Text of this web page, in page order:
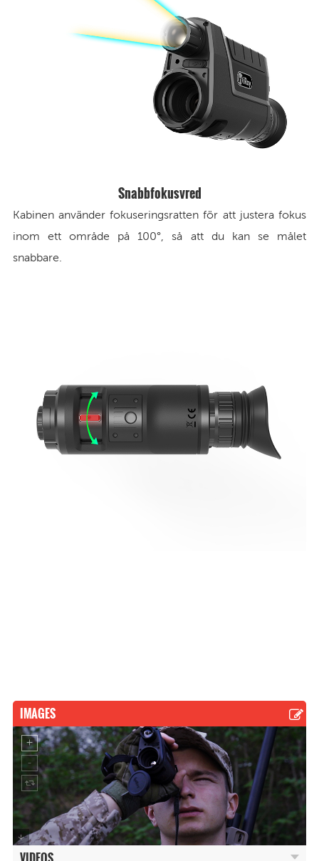
Snabbfokusvred
Kabinen använder fokuseringsratten för att justera fokus
inom ett område på 100°, så att du kan se målet
snabbare.
IMAGES